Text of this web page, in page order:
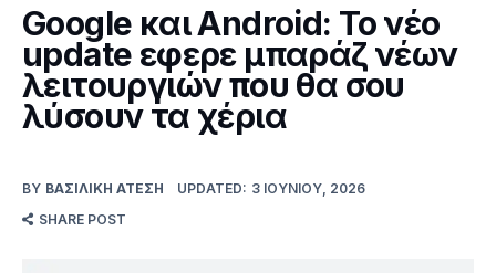
Home
News
Games
Futuring
Google και Android: Το νέο
update εφερε μπαράζ νέων
λειτουργιών που θα σου
λύσουν τα χέρια
BY ΒΑΣΙΛΙΚΉ ΑΤΈΣΗ UPDATED: 3 ΙΟΥΝΊΟΥ, 2026
SHARE POST